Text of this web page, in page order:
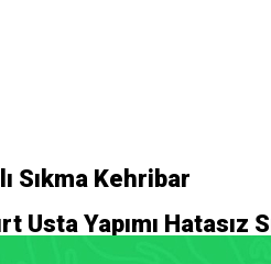
Sıkma Kehribar
Yapımı Hatasız